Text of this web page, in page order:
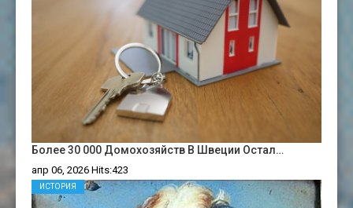
Более 30 000 Домохозяйств В Швеции Остал…
апр 06, 2026 Hits:423
ИСТОРИЯ